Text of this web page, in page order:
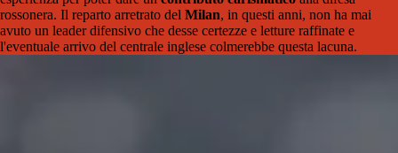
rossonera. Il reparto arretrato del Milan, in questi anni, non ha mai
avuto un leader difensivo che desse certezze e letture raffinate e
l'eventuale arrivo del centrale inglese colmerebbe questa lacuna.